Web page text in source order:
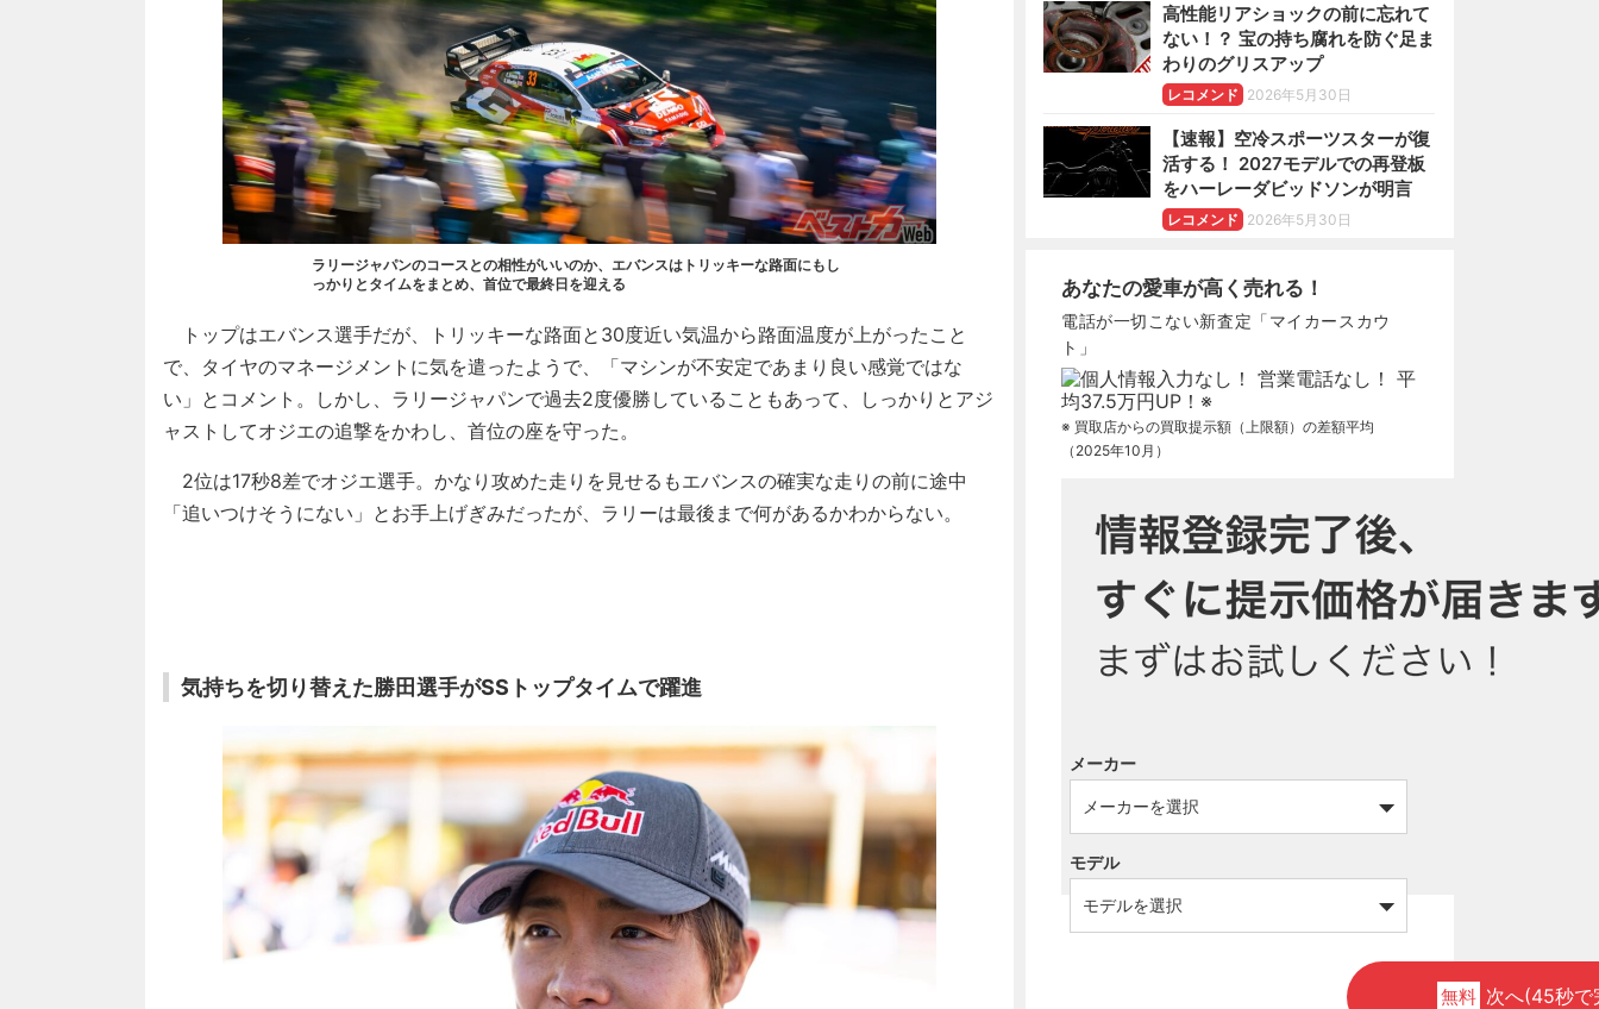
ラリージャパンのコースとの相性がいいのか、エバンスはトリッキーな路面にもし
っかりとタイムをまとめ、首位で最終日を迎える
トップはエバンス選手だが、トリッキーな路面と30度近い気温から路面温度が上がったこと
で、タイヤのマネージメントに気を遣ったようで、「マシンが不安定であまり良い感覚ではな
い」とコメント。しかし、ラリージャパンで過去2度優勝していることもあって、しっかりとアジ
ャストしてオジエの追撃をかわし、首位の座を守った。
2位は17秒8差でオジエ選手。かなり攻めた走りを見せるもエバンスの確実な走りの前に途中
「追いつけそうにない」とお手上げぎみだったが、ラリーは最後まで何があるかわからない。
気持ちを切り替えた勝田選手がSSトップタイムで躍進
高性能リアショックの前に忘れて
ない！？ 宝の持ち腐れを防ぐ足ま
わりのグリスアップ
レコメンド 2026年5月30日
【速報】空冷スポーツスターが復
活する！ 2027モデルでの再登板
をハーレーダビッドソンが明言
レコメンド 2026年5月30日
あなたの愛車が高く売れる！
電話が一切こない新査定「マイカースカウ
ト」
※ 買取店からの買取提示額（上限額）の差額平均
（2025年10月）
メーカー
モデル
無料 次へ(45秒で